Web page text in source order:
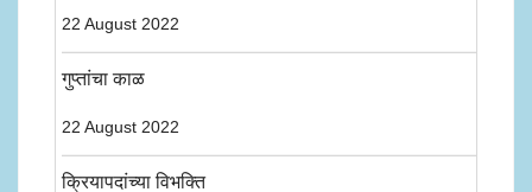
22 August 2022
गुप्तांचा काळ
22 August 2022
क्रियापदांच्या विभक्ति